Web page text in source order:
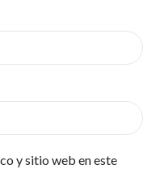
y sitio web en este